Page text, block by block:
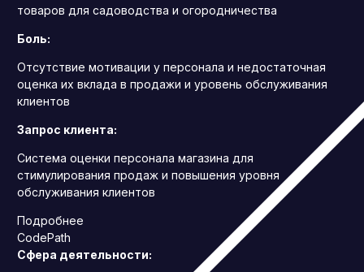
товаров для садоводства и огородничества
Боль:
Отсутствие мотивации у персонала и недостаточная
оценка их вклада в продажи и уровень обслуживания
клиентов
Запрос клиента:
Система оценки персонала магазина для
стимулирования продаж и повышения уровня
обслуживания клиентов
Подробнее
CodePath
Сфера деятельности: